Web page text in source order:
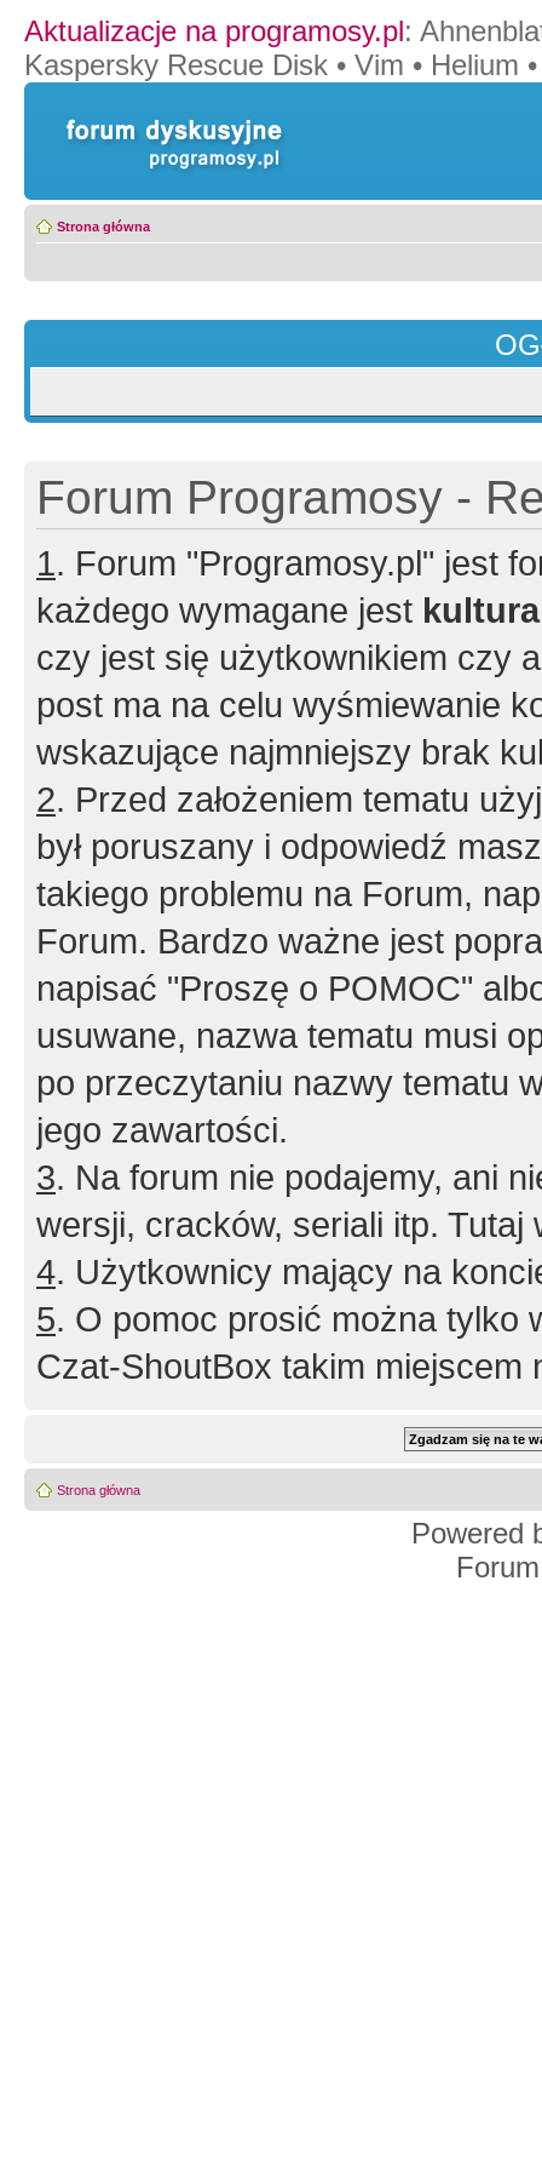
Aktualizacje na programosy.pl:
Kaspersky Rescue Disk • Vim • Helium
Strona główna
Forum Programosy -
1. Forum "Programosy.pl" jest
każdego wymagane jest
czy jest się użytkownikiem czy
post ma na celu wyśmiewanie
wskazujące najmniejszy brak
2. Przed założeniem tematu
był poruszany i odpowiedź
takiego problemu na Forum,
Forum. Bardzo ważne jest
napisać "Proszę o POMOC"
usuwane, nazwa tematu musi
po przeczytaniu nazwy tematu
jego zawartości.
3. Na forum nie podajemy, ani
wersji, cracków, seriali itp. Tutaj
4. Użytkownicy mający na
5. O pomoc prosić można tylko
Czat-ShoutBox takim miejscem
Strona główna
Powered